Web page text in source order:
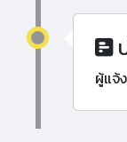
ผู้แจ้